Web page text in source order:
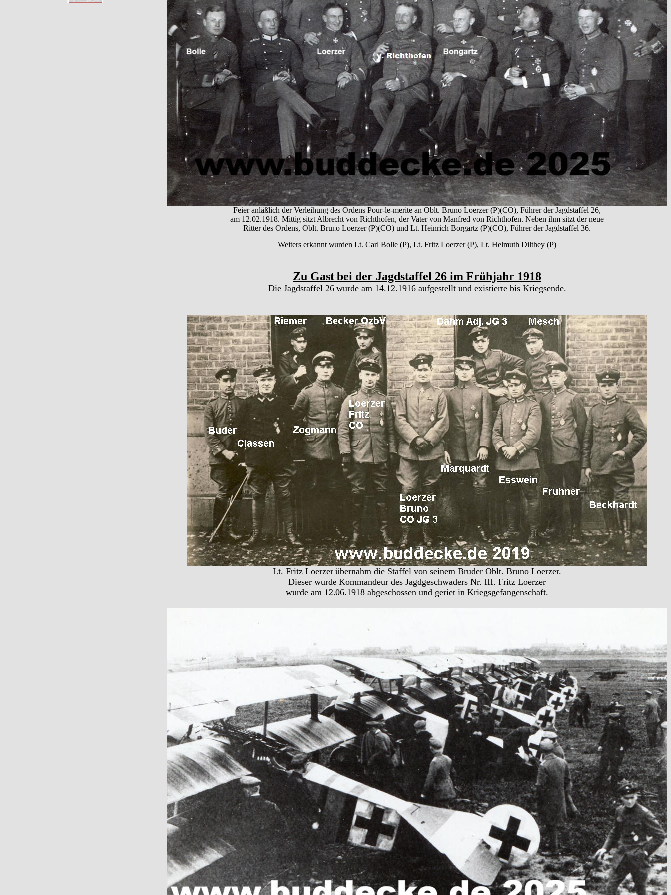
Feier anläßlich der Verleihung des Ordens Pour-le-merite an Oblt. Bruno Loerzer (P)(CO), Führer der Jagdstaffel 26,
am 12.02.1918. Mittig sitzt Albrecht von Richthofen, der Vater von Manfred von Richthofen. Neben ihm sitzt der neue
Ritter des Ordens, Oblt. Bruno Loerzer (P)(CO) und Lt. Heinrich Borgartz (P)(CO), Führer der Jagdstaffel 36.
Weiters erkannt wurden Lt. Carl Bolle (P), Lt. Fritz Loerzer (P), Lt. Helmuth Dilthey (P)
Zu Gast bei der Jagdstaffel 26 im Frühjahr 1918
Die Jagdstaffel 26 wurde am 14.12.1916 aufgestellt und existierte bis Kriegsende.
Lt. Fritz Loerzer übernahm die Staffel von seinem Bruder Oblt. Bruno Loerzer.
Dieser wurde Kommandeur des Jagdgeschwaders Nr. III. Fritz Loerzer
wurde am 12.06.1918 abgeschossen und geriet in Kriegsgefangenschaft.